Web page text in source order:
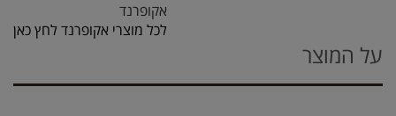
אקופרנד
לכל מוצרי אקופרנד לחץ כאן
על המוצר